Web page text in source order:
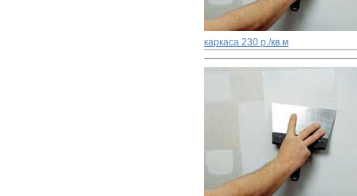
каркаса 230 р./кв.м